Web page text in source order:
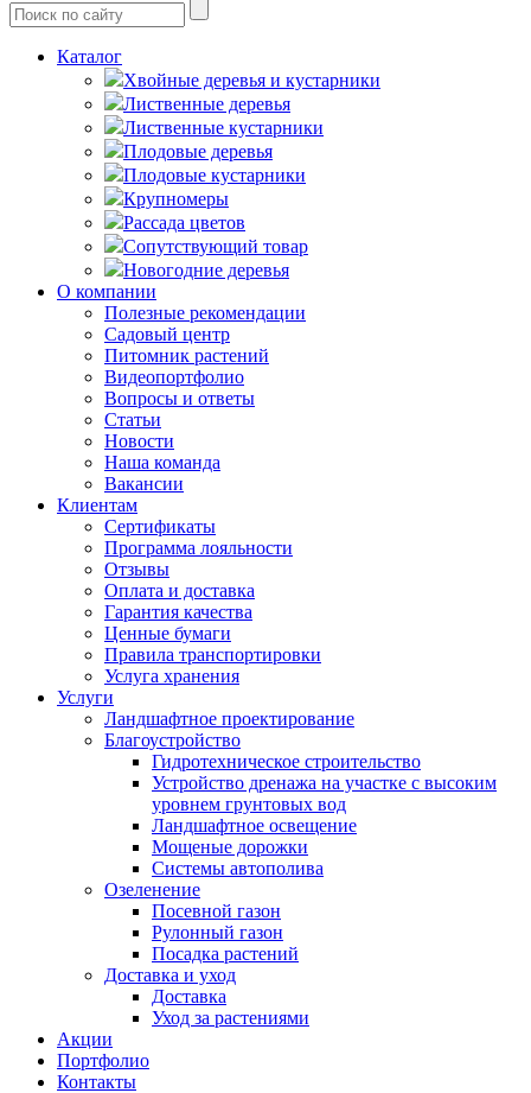
Каталог
Хвойные деревья и кустарники
Лиственные деревья
Лиственные кустарники
Плодовые деревья
Плодовые кустарники
Крупномеры
Рассада цветов
Сопутствующий товар
Новогодние деревья
О компании
Полезные рекомендации
Садовый центр
Питомник растений
Видеопортфолио
Вопросы и ответы
Статьи
Новости
Наша команда
Вакансии
Клиентам
Сертификаты
Программа лояльности
Отзывы
Оплата и доставка
Гарантия качества
Ценные бумаги
Правила транспортировки
Услуга хранения
Услуги
Ландшафтное проектирование
Благоустройство
Гидротехническое строительство
Устройство дренажа на участке с высоким
уровнем грунтовых вод
Ландшафтное освещение
Мощеные дорожки
Системы автополива
Озеленение
Посевной газон
Рулонный газон
Посадка растений
Доставка и уход
Доставка
Уход за растениями
Акции
Портфолио
Контакты